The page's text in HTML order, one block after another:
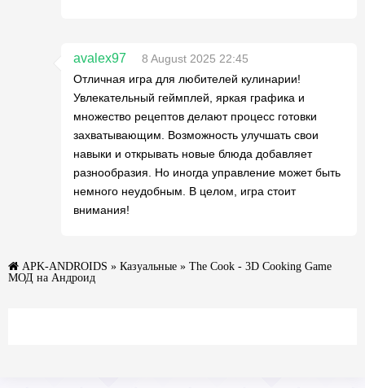
avalex97
8 August 2025 22:45
Отличная игра для любителей кулинарии!
Увлекательный геймплей, яркая графика и
множество рецептов делают процесс готовки
захватывающим. Возможность улучшать свои
навыки и открывать новые блюда добавляет
разнообразия. Но иногда управление может быть
немного неудобным. В целом, игра стоит
внимания!
APK-ANDROIDS » Казуальные » The Cook - 3D Cooking Game
МОД на Андроид